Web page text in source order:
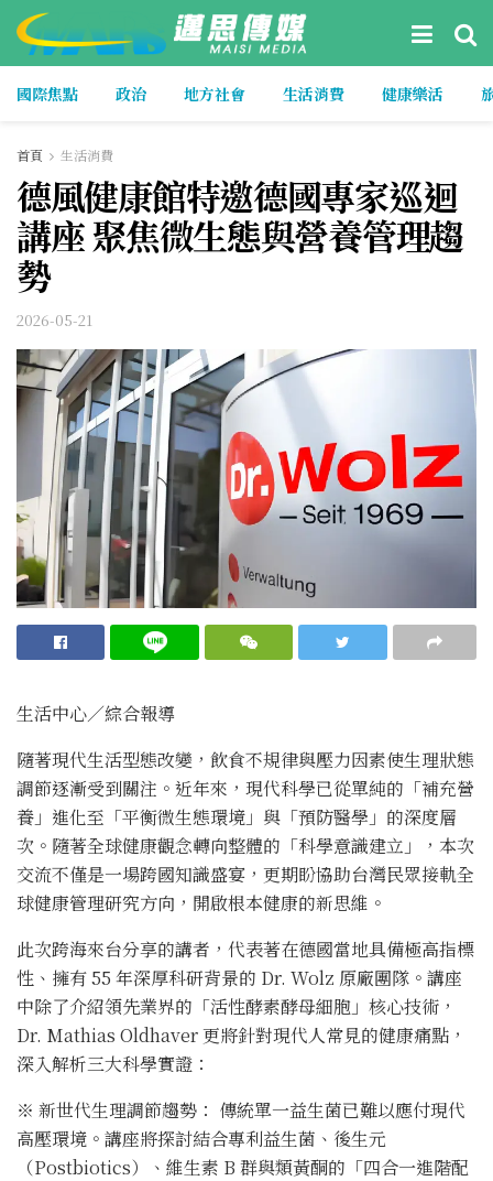
國際焦點 政治 地方社會 生活消費 健康樂活
首頁 生活消費
德風健康館特邀德國專家巡迴
講座 聚焦微生態與營養管理趨
勢
2026-05-21
生活中心／綜合報導
隨著現代生活型態改變，飲食不規律與壓力因素使生理狀態
調節逐漸受到關注。近年來，現代科學已從單純的「補充營
養」進化至「平衡微生態環境」與「預防醫學」的深度層
次。隨著全球健康觀念轉向整體的「科學意識建立」，本次
交流不僅是一場跨國知識盛宴，更期盼協助台灣民眾接軌全
球健康管理研究方向，開啟根本健康的新思維。
此次跨海來台分享的講者，代表著在德國當地具備極高指標
性、擁有 55 年深厚科研背景的 Dr. Wolz 原廠團隊。講座
中除了介紹領先業界的「活性酵素酵母細胞」核心技術，
Dr. Mathias Oldhaver 更將針對現代人常見的健康痛點，
深入解析三大科學實證：
※ 新世代生理調節趨勢： 傳統單一益生菌已難以應付現代
高壓環境。講座將探討結合專利益生菌、後生元
（Postbiotics）、維生素 B 群與類黃酮的「四合一進階配